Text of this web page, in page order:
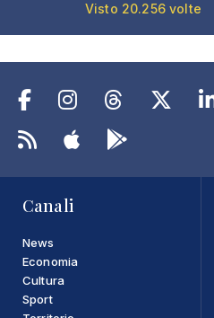
Visto 20.256 volte
Canali
News
Economia
Cultura
Sport